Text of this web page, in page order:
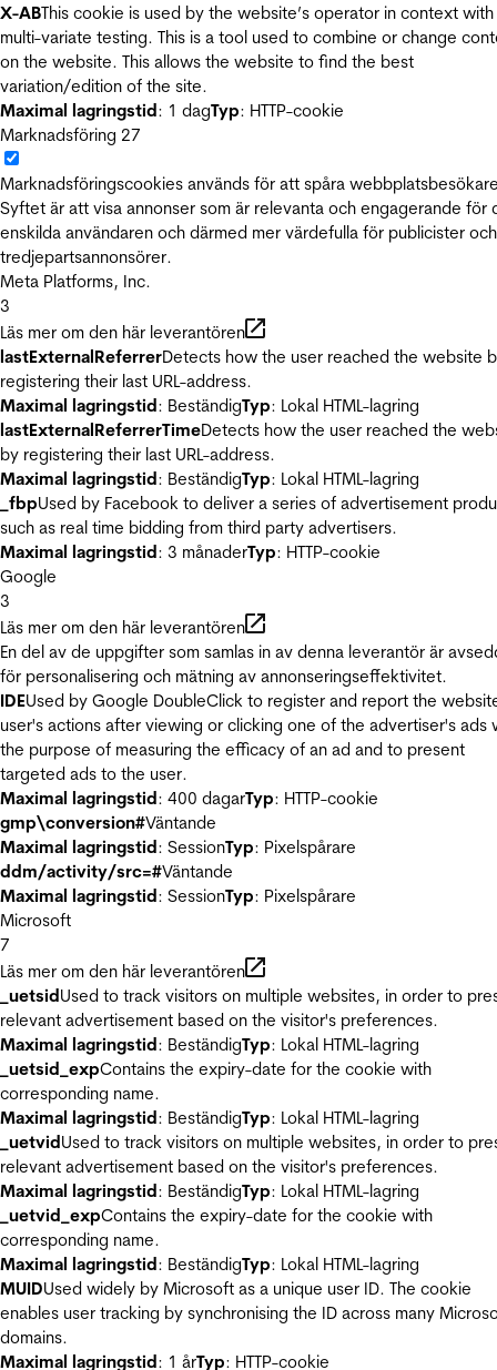
X-ABThis cookie is used by the website’s operator in context with
multi-variate testing. This is a tool used to combine or change
on the website. This allows the website to find the best
variation/edition of the site.
Maximal lagringstid: 1 dagTyp: HTTP-cookie
Marknadsföring 27
Marknadsföringscookies används för att spåra
Syftet är att visa annonser som är relevanta och engagerande för
enskilda användaren och därmed mer värdefulla för publicister och
tredjepartsannonsörer.
Meta Platforms, Inc.
3
Läs mer om den här leverantören
lastExternalReferrerDetects how the user reached the website
registering their last URL-address.
Maximal lagringstid: BeständigTyp: Lokal HTML-lagring
lastExternalReferrerTimeDetects how the user reached the
by registering their last URL-address.
Maximal lagringstid: BeständigTyp: Lokal HTML-lagring
_fbpUsed by Facebook to deliver a series of advertisement
such as real time bidding from third party advertisers.
Maximal lagringstid: 3 månaderTyp: HTTP-cookie
Google
3
Läs mer om den här leverantören
En del av de uppgifter som samlas in av denna leverantör är
för personalisering och mätning av annonseringseffektivitet.
IDEUsed by Google DoubleClick to register and report the
user's actions after viewing or clicking one of the advertiser's ads
the purpose of measuring the efficacy of an ad and to present
targeted ads to the user.
Maximal lagringstid: 400 dagarTyp: HTTP-cookie
gmp\conversion#Väntande
Maximal lagringstid: SessionTyp: Pixelspårare
ddm/activity/src=#Väntande
Maximal lagringstid: SessionTyp: Pixelspårare
Microsoft
7
Läs mer om den här leverantören
_uetsidUsed to track visitors on multiple websites, in order to
relevant advertisement based on the visitor's preferences.
Maximal lagringstid: BeständigTyp: Lokal HTML-lagring
_uetsid_expContains the expiry-date for the cookie with
corresponding name.
Maximal lagringstid: BeständigTyp: Lokal HTML-lagring
_uetvidUsed to track visitors on multiple websites, in order to
relevant advertisement based on the visitor's preferences.
Maximal lagringstid: BeständigTyp: Lokal HTML-lagring
_uetvid_expContains the expiry-date for the cookie with
corresponding name.
Maximal lagringstid: BeständigTyp: Lokal HTML-lagring
MUIDUsed widely by Microsoft as a unique user ID. The cookie
enables user tracking by synchronising the ID across many
domains.
Maximal lagringstid: 1 årTyp: HTTP-cookie